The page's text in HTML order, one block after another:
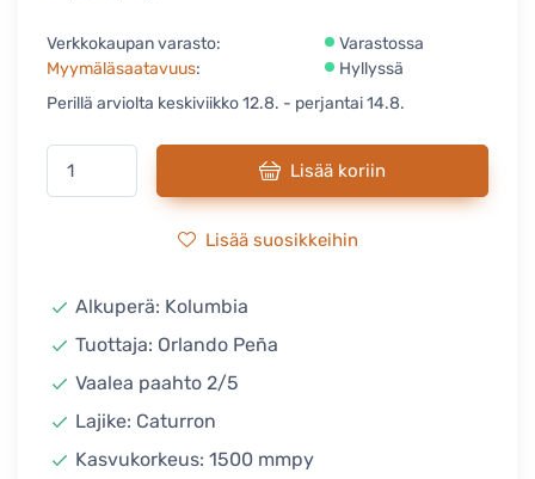
Verkkokaupan varasto:
Varastossa
Myymäläsaatavuus:
Hyllyssä
Perillä arviolta keskiviikko 12.8. - perjantai 14.8.
Lisää koriin
Lisää suosikkeihin
Alkuperä: Kolumbia
Tuottaja: Orlando Peña
Vaalea paahto 2/5
Lajike: Caturron
Kasvukorkeus: 1500 mmpy